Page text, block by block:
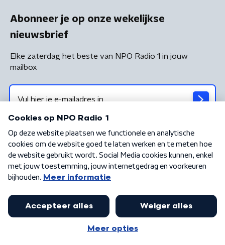
Abonneer je op onze wekelijkse
nieuwsbrief
Elke zaterdag het beste van NPO Radio 1 in jouw
mailbox
Algemene voorwaarden